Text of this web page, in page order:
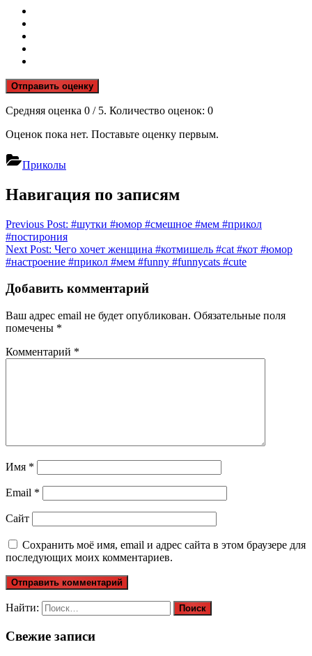
Отправить оценку
Средняя оценка 0 / 5. Количество оценок: 0
Оценок пока нет. Поставьте оценку первым.
Приколы
Навигация по записям
Previous Post: #шутки #юмор #смешное #мем #прикол
#постирония
Next Post: Чего хочет женщина #котмишель #cat #кот #юмор
#настроение #прикол #мем #funny #funnycats #cute
Добавить комментарий
Ваш адрес email не будет опубликован. Обязательные поля
помечены *
Комментарий *
Имя *
Email *
Сайт
Сохранить моё имя, email и адрес сайта в этом браузере для
последующих моих комментариев.
Найти:
Свежие записи